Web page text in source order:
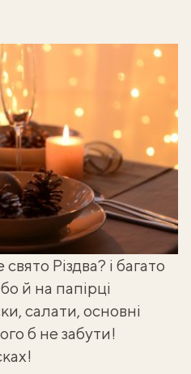
Різдва? і багато
й на папірці
салати, основні
б не забути!